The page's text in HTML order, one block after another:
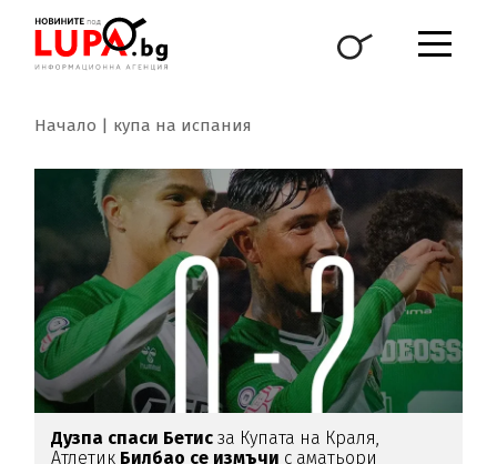
Начало купа на испания
Дузпа спаси Бетис за Купата на Краля,
Атлетик Билбао се измъчи с аматьори